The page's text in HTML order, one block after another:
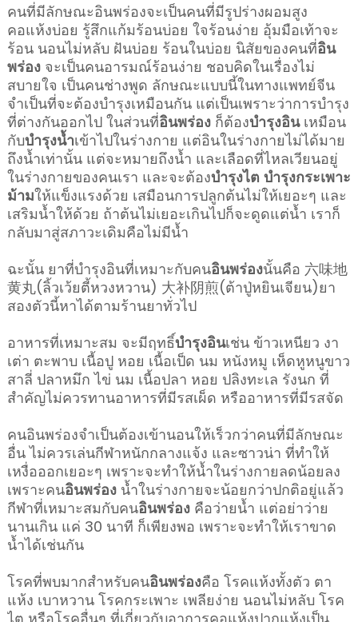
คนที่มีลักษณะอินพร่องจะเป็นคนที่มีรูปร่างผอมสูง
คอแห้งบ่อย รู้สึกแก้มร้อนบ่อย ใจร้อนง่าย อุ้มมือเท้าจะ
ร้อน นอนไม่หลับ ฝันบ่อย ร้อนในบ่อย นิสัยของคนที่อิน
พร่องจะเป็นคนอารมณ์ร้อนง่าย ชอบคิดในเรื่องไม่
สบายใจ เป็นคนช่างพูด ลักษณะแบบนี้ในทางแพทย์จีน
จำเป็นที่จะต้องบำรุงเหมือนกัน แต่เป็นเพราะว่าการบำรุง
ที่ต่างกันออกไป ในส่วนที่อินพร่องก็ต้องบำรุงอินเหมือน
กับบำรุงน้ำเข้าไปในร่างกาย แต่อินในร่างกายไม่ได้มาย
ถึงน้ำเท่านั้น แต่จะหมายถึงน้ำ และเลือดที่ไหลเวียนอยู่
ในร่างกายของคนเรา และจะต้องบำรุงไต บำรุงกระเพาะ
ม้ามให้แข็งแรงด้วย เสมือนการปลูกต้นไม่ให้เยอะๆ และ
เสริมน้ำให้ด้วย ถ้าต้นไม่เยอะเกินไปก็จะดูดแต่น้ำ เราก็
กลับมาสู่สภาวะเดิมคือไม่มีน้ำ
ฉะนั้น ยาที่บำรุงอินที่เหมาะกับคนอินพร่องนั้นคือ 六味地
黄丸(ลิ้วเว้ยตี้หวงหวาน) 大补阴煎(ต้าปู่หยินเจียน)ยา
สองตัวนี้หาได้ตามร้านยาทั่วไป
อาหารที่เหมาะสม จะมีฤทธิ์บำรุงอินเช่น ข้าวเหนียว งา
เต่า ตะพาบ เนื้อปู หอย เนื้อเป็ด นม หนังหมู เห็ดหูหนูขาว
สาลี่ ปลาหมึก ไข่ นม เนื้อปลา หอย ปลิงทะเล รังนก ที่
สำคัญไม่ควรทานอาหารที่มีรสเผ็ด หรืออาหารที่มีรสจัด
คนอินพร่องจำเป็นต้องเข้านอนให้เร็วกว่าคนที่มีลักษณะ
อื่น ไม่ควรเล่นกีฬาหนักกลางแจ้ง และซาวน่า ที่ทำให้
เหงื่อออกเยอะๆ เพราะจะทำให้น้ำในร่างกายลดน้อยลง
เพราะคนอินพร่องน้ำในร่างกายจะน้อยกว่าปกติอยู่แล้ว
กีฬาที่เหมาะสมกับคนอินพร่องคือว่ายน้ำ แต่อย่าว่าย
นานเกิน แค่ 30 นาที ก็เพียงพอ เพราะจะทำให้เราขาด
น้ำได้เช่นกัน
โรคที่พบมากสำหรับคนอินพร่องคือ โรคแห้งทั้งตัว ตา
แห้ง เบาหวาน โรคกระเพาะ เพลียง่าย นอนไม่หลับ โรค